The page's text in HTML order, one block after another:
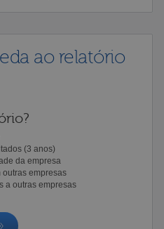
ao relatório
(3 anos)
da empresa
empresas
a outras empresas